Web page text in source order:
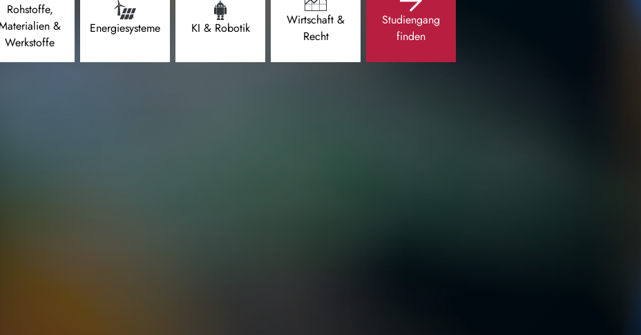
Rohstoffe,
&
Werkstoffe
Energiesysteme KI & Robotik
Wirtschaft &
Recht
Studiengang
finden